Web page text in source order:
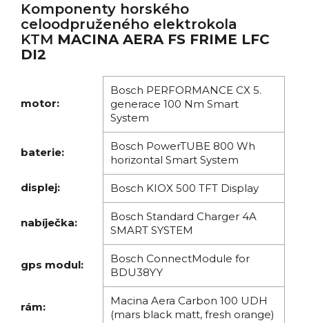
Komponenty horského
celoodpruženého elektrokola
KTM MACINA AERA FS FRIME LFC
DI2
motor:
Bosch PERFORMANCE CX 5.
generace 100 Nm Smart
System
baterie:
Bosch PowerTUBE 800 Wh
horizontal Smart System
displej: Bosch KIOX 500 TFT Display
nabíječka:
Bosch Standard Charger 4A
SMART SYSTEM
gps modul:
Bosch ConnectModule for
BDU38YY
rám:
Macina Aera Carbon 100 UDH
(mars black matt, fresh orange)